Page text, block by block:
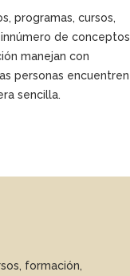
programas, cursos,
de conceptos
manejan con
personas encuentren
sencilla.
formación,